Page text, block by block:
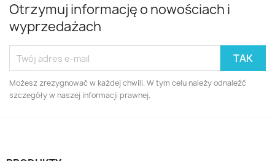
Otrzymuj informację o nowościach i
wyprzedażach
Możesz zrezygnować w każdej chwili. W tym celu należy odnaleźć
szczegóły w naszej informacji prawnej.